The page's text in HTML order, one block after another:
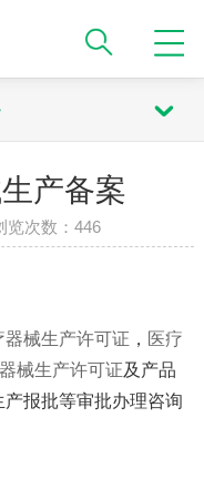
产备案
次数：446
器械生产许可证 ， 医疗
械生产许可证及产品
报批等审批办理咨询